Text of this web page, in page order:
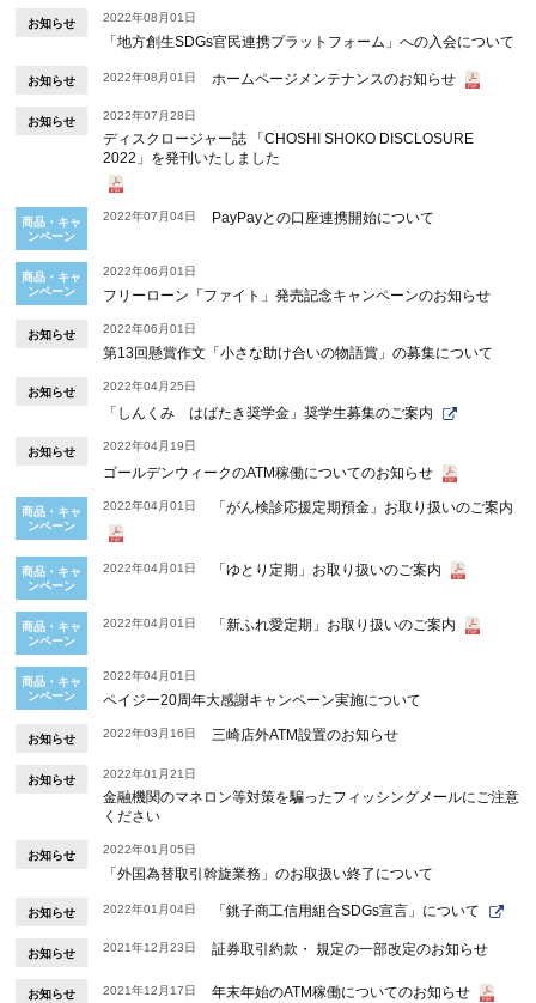
お知らせ 2022年08月01日
「地方創生SDGs官民連携プラットフォーム」への入会について
お知らせ 2022年08月01日 ホームページメンテナンスのお知らせ
お知らせ 2022年07月28日
ディスクロージャー誌 「CHOSHI SHOKO DISCLOSURE
2022」を発刊いたしました
商品・キャ
ンペーン
2022年07月04日 PayPayとの口座連携開始について
商品・キャ
ンペーン
2022年06月01日
フリーローン「ファイト」発売記念キャンペーンのお知らせ
お知らせ 2022年06月01日
第13回懸賞作文「小さな助け合いの物語賞」の募集について
お知らせ 2022年04月25日
「しんくみ はばたき奨学金」奨学生募集のご案内
お知らせ 2022年04月19日
ゴールデンウィークのATM稼働についてのお知らせ
商品・キャ
ンペーン
2022年04月01日 「がん検診応援定期預金」お取り扱いのご案内
商品・キャ
ンペーン
2022年04月01日 「ゆとり定期」お取り扱いのご案内
商品・キャ
ンペーン
2022年04月01日 「新ふれ愛定期」お取り扱いのご案内
商品・キャ
ンペーン
2022年04月01日
ペイジー20周年大感謝キャンペーン実施について
お知らせ 2022年03月16日 三崎店外ATM設置のお知らせ
お知らせ 2022年01月21日
金融機関のマネロン等対策を騙ったフィッシングメールにご注意
ください
お知らせ 2022年01月05日
「外国為替取引斡旋業務」のお取扱い終了について
お知らせ 2022年01月04日 「銚子商工信用組合SDGs宣言」について
お知らせ 2021年12月23日 証券取引約款・ 規定の一部改定のお知らせ
お知らせ 2021年12月17日 年末年始のATM稼働についてのお知らせ